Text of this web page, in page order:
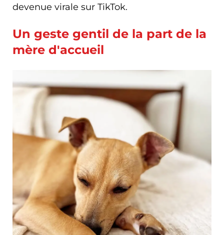
devenue virale sur TikTok.
Un geste gentil de la part de la
mère d'accueil